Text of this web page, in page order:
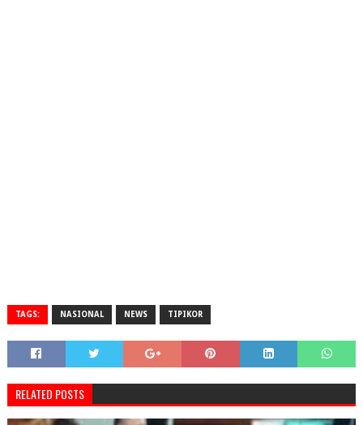
TAGS: NASIONAL NEWS TIPIKOR
RELATED POSTS